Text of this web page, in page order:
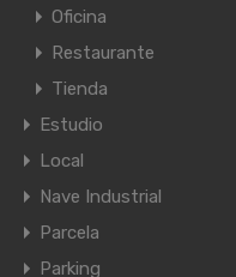
Oficina
Restaurante
Tienda
Estudio
Local
Nave Industrial
Parcela
Parking